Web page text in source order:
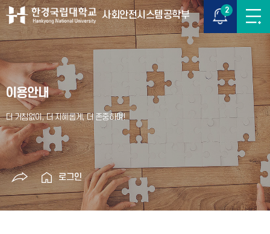
사회안전시스템공학부 2
이용안내
로그인